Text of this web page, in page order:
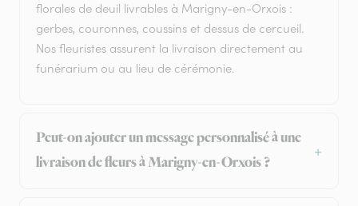
florales de deuil livrables à Marigny-en-Orxois :
gerbes, couronnes, coussins et dessus de cercueil.
Nos fleuristes assurent la livraison directement au
funérarium ou au lieu de cérémonie.
Peut-on ajouter un message personnalisé à une
livraison de fleurs à Marigny-en-Orxois ?